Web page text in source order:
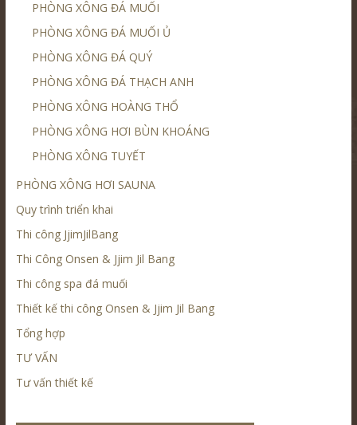
PHÒNG XÔNG ĐÁ MUỐI
PHÒNG XÔNG ĐÁ MUỐI Ủ
PHÒNG XÔNG ĐÁ QUÝ
PHÒNG XÔNG ĐÁ THẠCH ANH
PHÒNG XÔNG HOÀNG THỔ
PHÒNG XÔNG HƠI BÙN KHOÁNG
PHÒNG XÔNG TUYẾT
PHÒNG XÔNG HƠI SAUNA
Quy trình triển khai
Thi công JjimJilBang
Thi Công Onsen & Jjim Jil Bang
Thi công spa đá muối
Thiết kế thi công Onsen & Jjim Jil Bang
Tổng hợp
TƯ VẤN
Tư vấn thiết kế